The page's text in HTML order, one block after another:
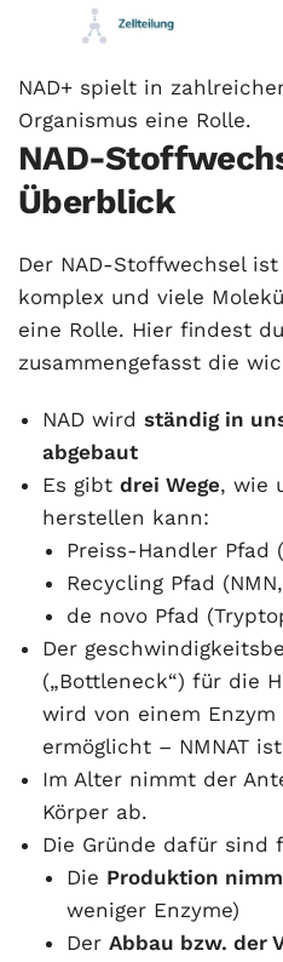
NAD+ spielt in
Organismus eine Rolle.
NAD-
Überblick
Der NAD-Stoffwechsel
komplex und viele
eine Rolle. Hier findest
zusammengefasst die
NAD wird ständig in
abgebaut
Es gibt drei Wege, wie
herstellen kann:
Preiss-Handler Pfad
Recycling Pfad
de novo Pfad
Der
(„Bottleneck“) für die
wird von einem Enzym
ermöglicht – NMNAT
Im Alter nimmt der
Körper ab.
Die Gründe dafür sind
Die Produktion
weniger Enzyme)
Der Abbau bzw. der